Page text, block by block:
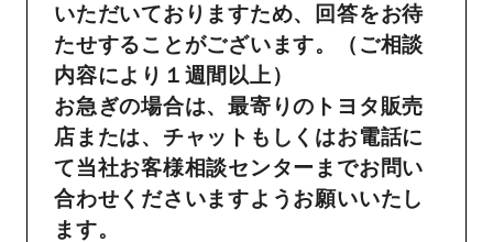
いただいておりますため、回答をお待
たせすることがございます。（ご相談
内容により１週間以上）
お急ぎの場合は、最寄りのトヨタ販売
店または、チャットもしくはお電話に
て当社お客様相談センターまでお問い
合わせくださいますようお願いいたし
ます。